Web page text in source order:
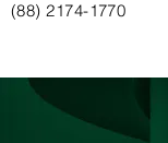
(88) 2174-1770